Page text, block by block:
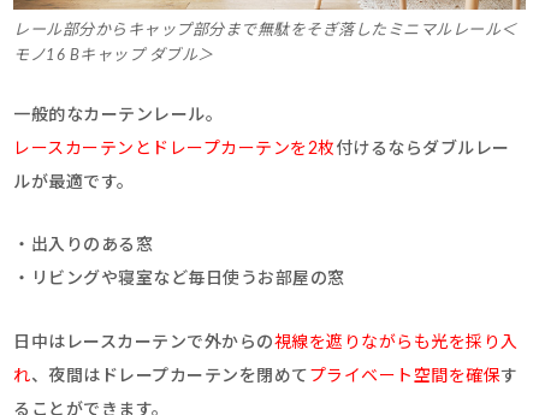
レール部分からキャップ部分まで無駄をそぎ落したミニマルレール＜
モノ16 Bキャップ ダブル＞
一般的なカーテンレール。
レースカーテンとドレープカーテンを2枚 付けるならダブルレー
ルが最適です。
・出入りのある窓
・リビングや寝室など毎日使うお部屋の窓
日中はレースカーテンで外からの視線を遮りながらも光を採り入
れ、夜間はドレープカーテンを閉めて プライベート空間を確保す
ることができます。